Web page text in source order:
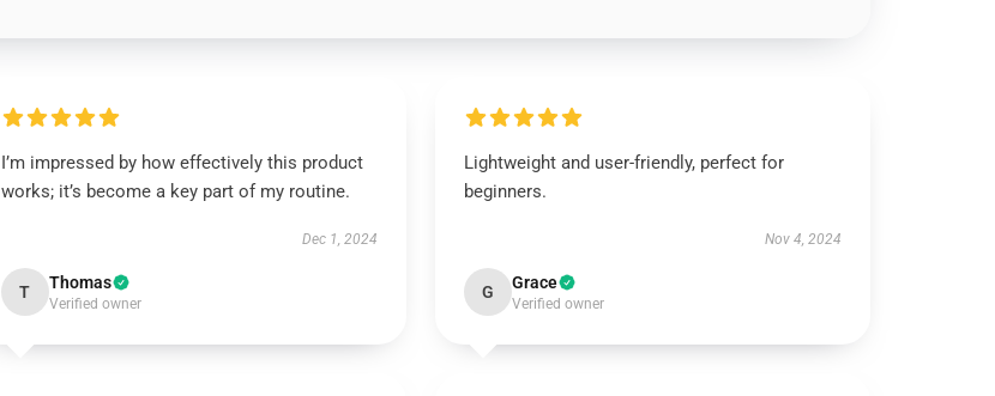
I’m impressed by how effectively this product
works; it’s become a key part of my routine.
Dec 1, 2024
T Thomas
Verified owner
Lightweight and user-friendly, perfect for
beginners.
Nov 4, 2024
G Grace
Verified owner